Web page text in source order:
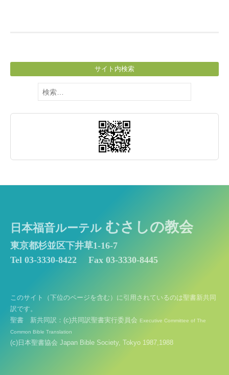
サイト内検索
検
索:
日本福音ルーテル むさしの教会
東京都杉並区下井草1-16-7
Tel 03-3330-8422
Fax 03-3330-8445
このサイト（下位のページを含む）に引用されているのは聖書新共同
訳です。
聖書 新共同訳：(c)共同訳聖書実行委員会 Executive Committee of The
Common Bible Translation
(c)日本聖書協会 Japan Bible Society, Tokyo 1987,1988